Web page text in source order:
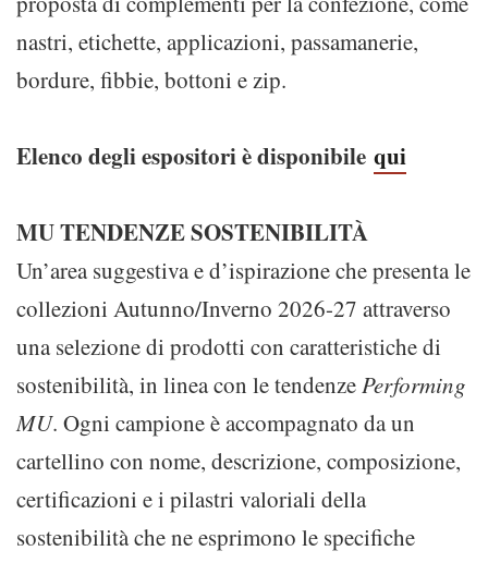
nastri, etichette, applicazioni, passamanerie,
bordure, fibbie, bottoni e zip.
Elenco degli espositori è disponibile qui
MU TENDENZE SOSTENIBILITÀ
Un’area suggestiva e d’ispirazione che presenta le
collezioni Autunno/Inverno 2026-27 attraverso
una selezione di prodotti con caratteristiche di
sostenibilità, in linea con le tendenzePerforming
MU. Ogni campione è accompagnato da un
cartellino con nome, descrizione, composizione,
certificazioni e i pilastri valoriali della
sostenibilità che ne esprimono le specifiche